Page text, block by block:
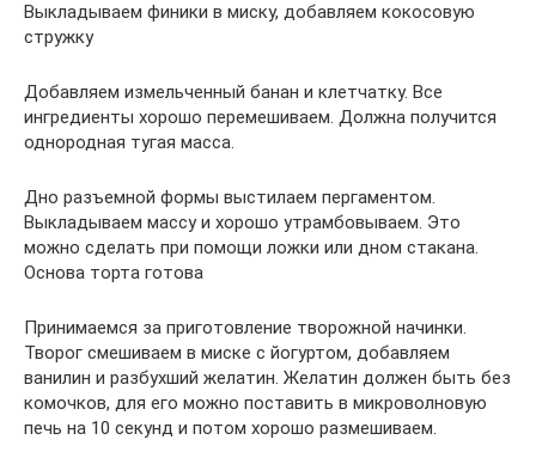
Выкладываем финики в миску, добавляем кокосовую
стружку
Добавляем измельченный банан и клетчатку. Все
ингредиенты хорошо перемешиваем. Должна получится
однородная тугая масса.
Дно разъемной формы выстилаем пергаментом.
Выкладываем массу и хорошо утрамбовываем. Это
можно сделать при помощи ложки или дном стакана.
Основа торта готова
Принимаемся за приготовление творожной начинки.
Творог смешиваем в миске с йогуртом, добавляем
ванилин и разбухший желатин. Желатин должен быть без
комочков, для его можно поставить в микроволновую
печь на 10 секунд и потом хорошо размешиваем.